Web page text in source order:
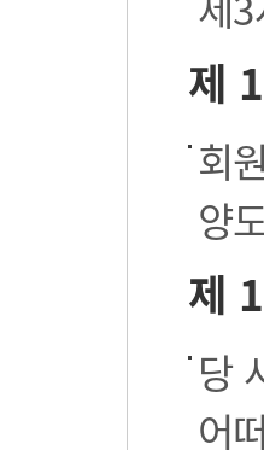
제
회
양
제
당
어